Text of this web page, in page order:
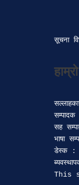
सूचना
सह
भाषा
डेस्क :